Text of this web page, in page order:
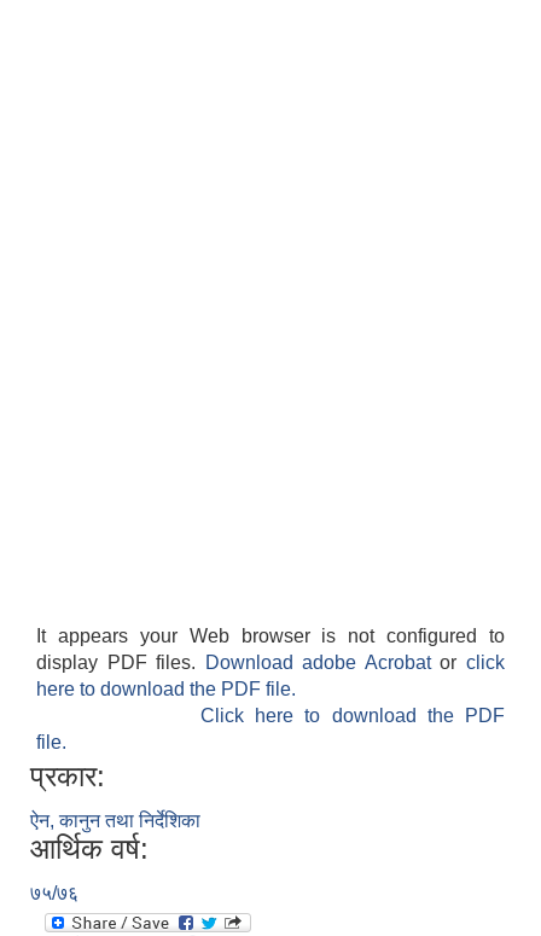
It appears your Web browser is not configured to
display PDF files.
Download adobe Acrobatorclick
here to download the PDF file.
Click here to download the PDF
file.
प्रकार:
ऐन, कानुन तथा निर्देशिका
आर्थिक वर्ष:
७५/७६